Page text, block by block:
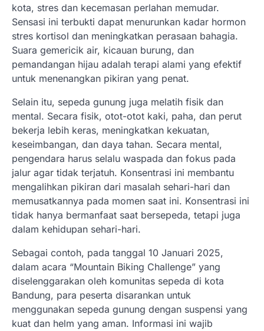
kota, stres dan kecemasan perlahan memudar.
Sensasi ini terbukti dapat menurunkan kadar hormon
stres kortisol dan meningkatkan perasaan bahagia.
Suara gemericik air, kicauan burung, dan
pemandangan hijau adalah terapi alami yang efektif
untuk menenangkan pikiran yang penat.
Selain itu, sepeda gunung juga melatih fisik dan
mental. Secara fisik, otot-otot kaki, paha, dan perut
bekerja lebih keras, meningkatkan kekuatan,
keseimbangan, dan daya tahan. Secara mental,
pengendara harus selalu waspada dan fokus pada
jalur agar tidak terjatuh. Konsentrasi ini membantu
mengalihkan pikiran dari masalah sehari-hari dan
memusatkannya pada momen saat ini. Konsentrasi ini
tidak hanya bermanfaat saat bersepeda, tetapi juga
dalam kehidupan sehari-hari.
Sebagai contoh, pada tanggal 10 Januari 2025,
dalam acara “Mountain Biking Challenge” yang
diselenggarakan oleh komunitas sepeda di kota
Bandung, para peserta disarankan untuk
menggunakan sepeda gunung dengan suspensi yang
kuat dan helm yang aman. Informasi ini wajib